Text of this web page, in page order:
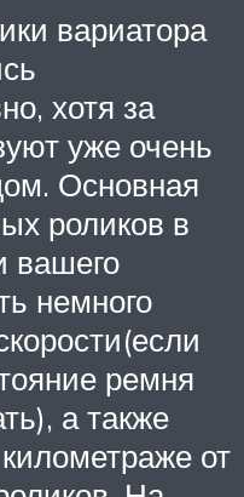
вариатора
хотя за
уже очень
Основная
роликов в
вашего
немного
ремня
а также
от